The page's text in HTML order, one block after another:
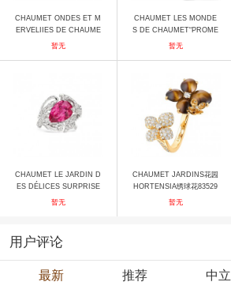
CHAUMET ONDES ET M
ERVELIIES DE CHAUME
T瀚海史诗高定珠宝ONDE
暂无
CHAUMET LES MONDE
S DE CHAUMET“PROME
NADES IMPÉRIALES”冬
暂无
CHAUMET LE JARDIN D
ES DÉLICES SURPRISE
DE CHAUMET 083946 戒
暂无
CHAUMET JARDINS花园
HORTENSIA绣球花83529
戒指
暂无
用户评论
最新 推荐 中立